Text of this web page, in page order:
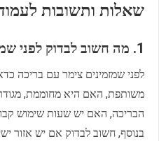
שאלות ותשובות
1. מה חשוב לבדוק לפני שמזמינים צימר עם בריכה?
לפני שמזמינים צימר עם בריכה
משותפת, האם היא מחוממת,
הבריכה, האם יש שעות שימוש
בנוסף, חשוב לבדוק אם יש אזור